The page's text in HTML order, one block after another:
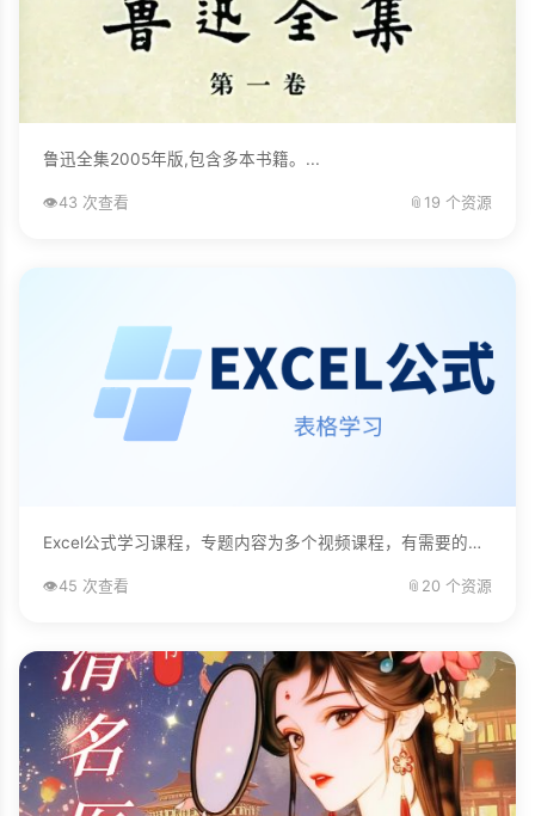
鲁迅全集2005年版,包含多本书籍。...
👁️43 次查看 📎 19 个资源
Excel公式学习课程，专题内容为多个视频课程，有需要的自己下载学习。...
👁️45 次查看 📎 20 个资源